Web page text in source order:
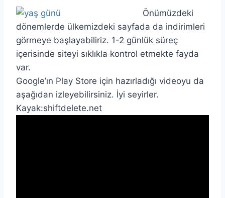
Önümüzdeki
dönemlerde ülkemizdeki sayfada da indirimleri
görmeye başlayabiliriz. 1-2 günlük süreç
içerisinde siteyi sıklıkla kontrol etmekte fayda
var.
Google’ın Play Store için hazırladığı videoyu da
aşağıdan izleyebilirsiniz. İyi seyirler.
Kayak:shiftdelete.net